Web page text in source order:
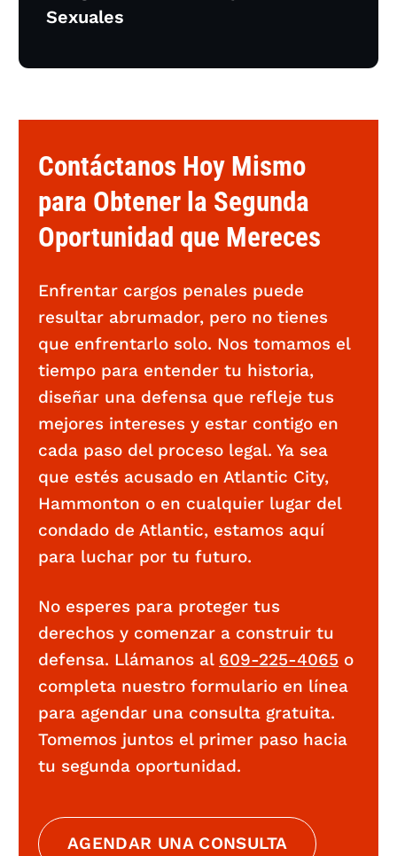
Sexuales
Contáctanos Hoy Mismo
para Obtener la Segunda
Oportunidad que Mereces
Enfrentar cargos penales puede
resultar abrumador, pero no tienes
que enfrentarlo solo. Nos tomamos el
tiempo para entender tu historia,
diseñar una defensa que refleje tus
mejores intereses y estar contigo en
cada paso del proceso legal. Ya sea
que estés acusado en Atlantic City,
Hammonton o en cualquier lugar del
condado de Atlantic, estamos aquí
para luchar por tu futuro.
No esperes para proteger tus
derechos y comenzar a construir tu
defensa. Llámanos al 609-225-4065 o
completa nuestro formulario en línea
para agendar una consulta gratuita.
Tomemos juntos el primer paso hacia
tu segunda oportunidad.
AGENDAR UNA CONSULTA